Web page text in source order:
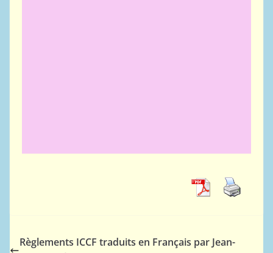
Règlements ICCF traduits en Français par Jean-